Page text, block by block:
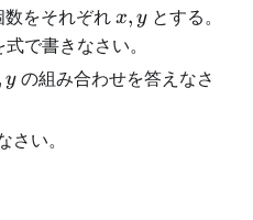
をそれぞれ x,
y
x, yとする。
で書きなさい。
yの組み合わせを答えなさ
い。